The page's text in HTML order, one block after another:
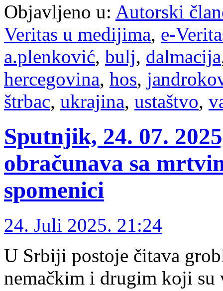
Objavljeno u: Autorski
Veritas u medijima, e-
a.plenković, bulj, dalmacija
hercegovina, hos,
štrbac, ukrajina, ustaštvo,
Sputnjik, 24. 07.
obračunava sa
spomenici
24. Juli 2025. 21:24
U Srbiji postoje čitava
nemačkim i drugim koji